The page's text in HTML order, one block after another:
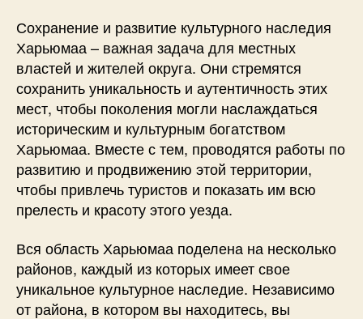
Сохранение и развитие культурного наследия
Харьюмаа – важная задача для местных
властей и жителей округа. Они стремятся
сохранить уникальность и аутентичность этих
мест, чтобы поколения могли наслаждаться
историческим и культурным богатством
Харьюмаа. Вместе с тем, проводятся работы по
развитию и продвижению этой территории,
чтобы привлечь туристов и показать им всю
прелесть и красоту этого уезда.
Вся область Харьюмаа поделена на несколько
районов, каждый из которых имеет свое
уникальное культурное наследие. Независимо
от района, в котором вы находитесь, вы